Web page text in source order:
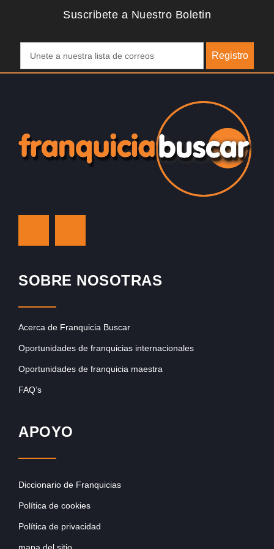
Suscribete a Nuestro Boletin
Registro
SOBRE NOSOTRAS
Acerca de Franquicia Buscar
Oportunidades de franquicias internacionales
Oportunidades de franquicia maestra
FAQ’s
APOYO
Diccionario de Franquicias
Política de cookies
Política de privacidad